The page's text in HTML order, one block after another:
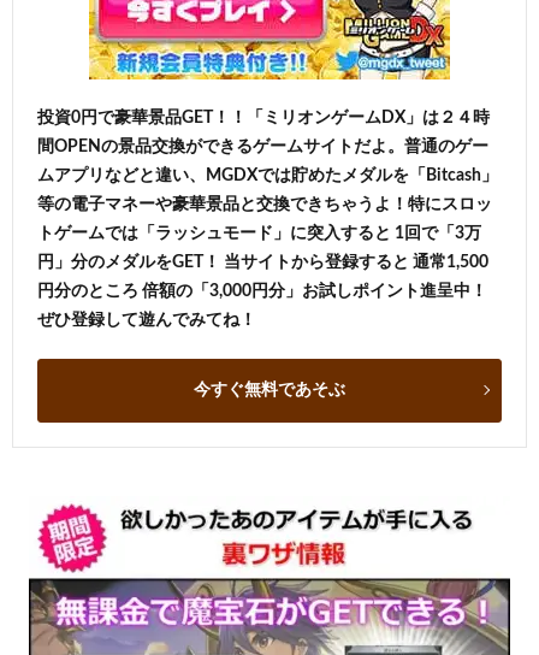
投資0円で豪華景品GET！！「ミリオンゲームDX」は２４時
間OPENの景品交換ができるゲームサイトだよ。普通のゲー
ムアプリなどと違い、MGDXでは貯めたメダルを「Bitcash」
等の電子マネーや豪華景品と交換できちゃうよ！特にスロッ
トゲームでは「ラッシュモード」に突入すると 1回で「3万
円」分のメダルをGET！ 当サイトから登録すると 通常1,500
円分のところ 倍額の「3,000円分」お試しポイント進呈中！
ぜひ登録して遊んでみてね！
今すぐ無料であそぶ